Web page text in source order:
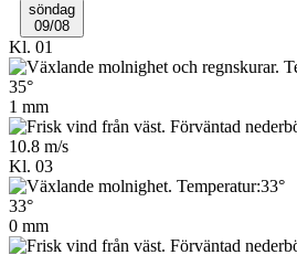
söndag
09/08
Kl. 01
35°
1 mm
10.8 m/s
Kl. 03
33°
0 mm